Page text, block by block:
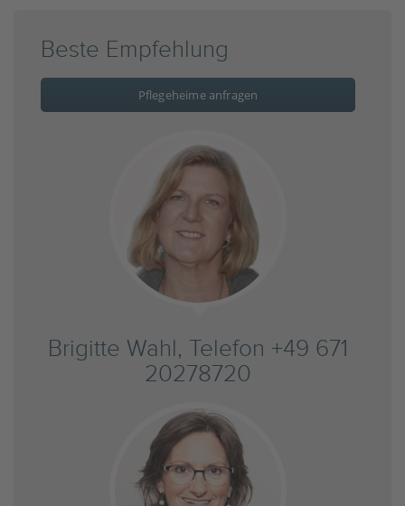
Beste Empfehlung
Pflegeheime anfragen
Brigitte Wahl, Telefon +49 671
20278720